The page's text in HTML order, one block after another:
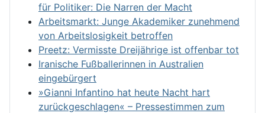
für Politiker: Die Narren der Macht
Arbeitsmarkt: Junge Akademiker zunehmend
von Arbeitslosigkeit betroffen
Preetz: Vermisste Dreijährige ist offenbar tot
Iranische Fußballerinnen in Australien
eingebürgert
»Gianni Infantino hat heute Nacht hart
zurückgeschlagen« – Pressestimmen zum